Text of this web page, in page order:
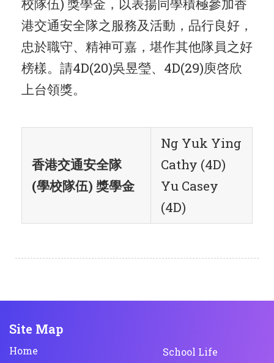
校隊伍) 獎學金，以表揚同學積極參加香
港交通安全隊之服務及活動，品行良好，
忠於職守、精神可嘉，堪作其他隊員之好
榜樣。請4D(20)吳昱瑩、4D(29)庾啓欣
上台領獎。
香港交通安全隊
(學校隊伍) 獎學金
Ng Yuk Ying
Cathy (4D)
Yu Casey
(4D)
Site Map
Home School Life